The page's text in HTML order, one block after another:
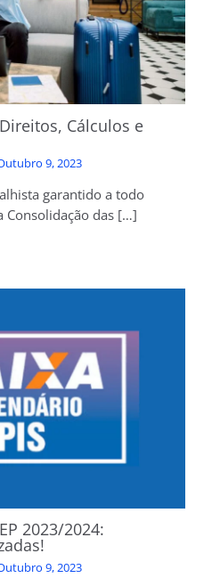
Cálculos e
9, 2023
garantido a todo
Consolidação das […]
2023/2024:
9, 2023